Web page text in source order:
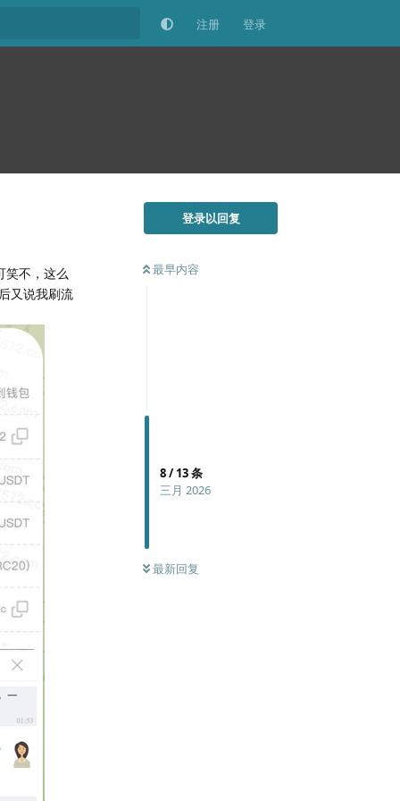
注册 登录
登录以回复
最早内容
8/13条
三月 2026
最新回复
笑不，这么
又说我刷流